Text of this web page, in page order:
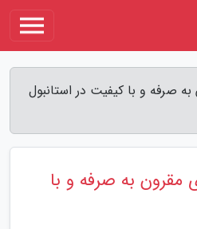
صرفه و با کیفیت در استانبول
مقرون به صرفه و با